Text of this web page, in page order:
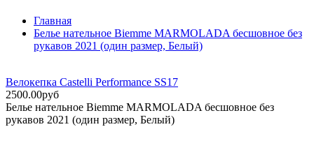
Главная
Белье нательное Biemme MARMOLADA бесшовное без
рукавов 2021 (один размер, Белый)
Велокепка Castelli Performance SS17
2500.00руб
Белье нательное Biemme MARMOLADA бесшовное без
рукавов 2021 (один размер, Белый)